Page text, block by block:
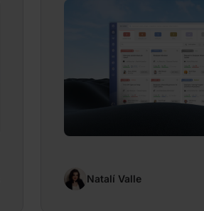
Natalí Valle